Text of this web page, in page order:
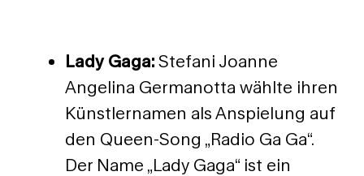
Lady Gaga: Stefani Joanne
Angelina Germanotta wählte ihren
Künstlernamen als Anspielung auf
den Queen-Song „Radio Ga Ga“.
Der Name „Lady Gaga“ ist ein